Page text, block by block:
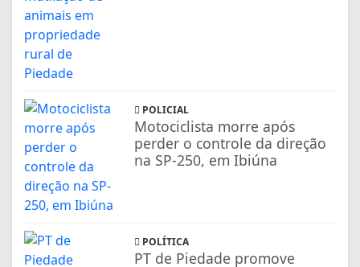
POLICIAL
Motociclista morre após
perder o controle da direção
na SP-250, em Ibiúna
POLÍTICA
PT de Piedade promove